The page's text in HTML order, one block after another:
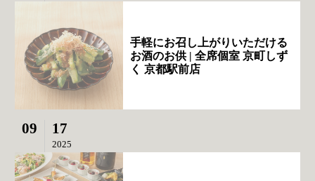
手軽にお召し上がりいただける
お酒のお供 | 全席個室 京町しず
く 京都駅前店
09 17
2025